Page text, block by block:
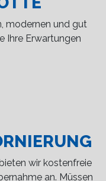
modernen und gut
Ihre Erwartungen
wir kostenfreie
an. Müssen